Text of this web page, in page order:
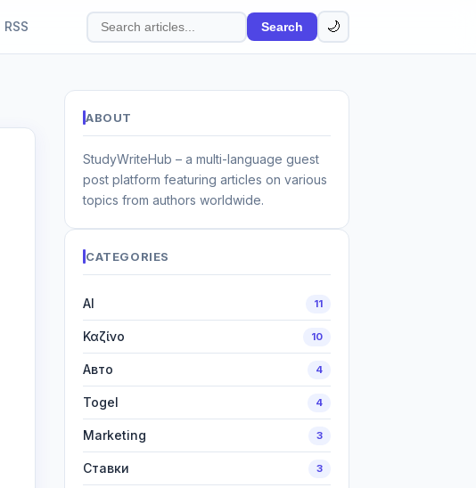
RSS
Search
articles
Search 🌙
ABOUT
StudyWriteHub – a multi-language guest
post platform featuring articles on various
topics from authors worldwide.
CATEGORIES
AI 11
Καζίνο 10
Авто 4
Togel 4
Marketing 3
Ставки 3